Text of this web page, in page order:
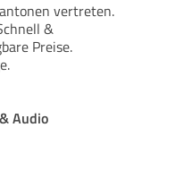
vertreten.
&
Preise.
Audio